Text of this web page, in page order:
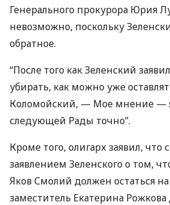
Генерального прокурора Юрия
невозможно, поскольку
обратное.
“После того как Зеленский
убирать, как можно уже
Коломойский, — Мое мнение —
следующей Рады точно”.
Кроме того, олигарх заявил, что
заявлением Зеленского о том,
Яков Смолий должен остаться на
заместитель Екатерина